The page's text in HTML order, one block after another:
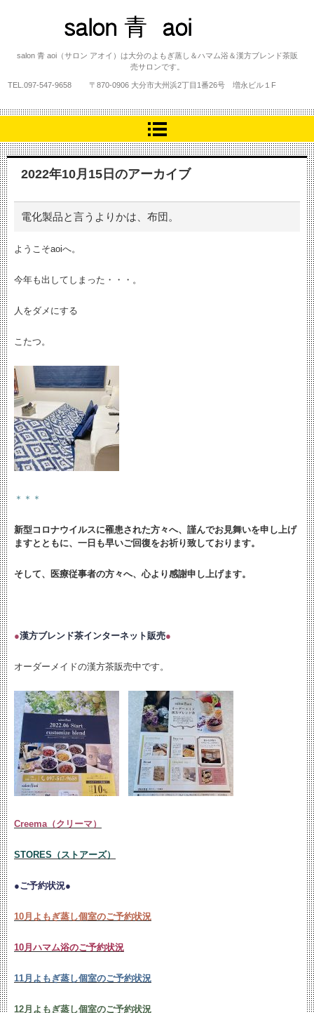
salon 青 aoi
salon 青 aoi（サロン アオイ）は大分のよもぎ蒸し＆ハマム浴＆漢方ブレンド茶販
売サロンです。
TEL. 097-547-9658 〒870-0906 大分市大州浜2丁目1番26号 増永ビル１F
2022年10月15日 のアーカイブ
電化製品と言うよりかは、布団。
ようこそaoiへ。
今年も出してしまった・・・。
人をダメにする
こたつ。
＊＊＊
新型コロナウイルスに罹患された方々へ、謹んでお見舞いを申し上げ
ますとともに、 一日も早いご回復をお祈り致しております。
そして、医療従事者の方々へ、心より感謝申し上げます。
●漢方ブレンド茶インターネット販売●
オーダーメイドの漢方茶販売中です。
Creema（クリーマ）
STORES（ストアーズ）
●ご予約状況●
10月よもぎ蒸し個室のご予約状況
10月ハマム浴のご予約状況
11月よもぎ蒸し個室のご予約状況
12月よもぎ蒸し個室のご予約状況